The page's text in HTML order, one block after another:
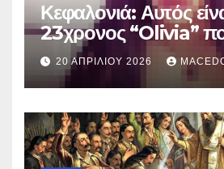
Κεφαλονιά: Αυτός
23χρονος “Olivia”
κατηγορείται για τον
Μυρτούς
20 ΑΠΡΙΛΊΟΥ 2026